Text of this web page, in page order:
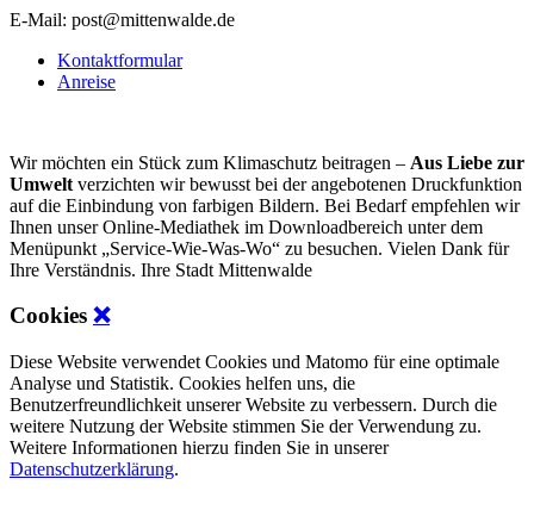
E-Mail: post@mittenwalde.de
Kontaktformular
Anreise
Wir möchten ein Stück zum Klimaschutz beitragen – Aus Liebe zur
Umwelt verzichten wir bewusst bei der angebotenen Druckfunktion
auf die Einbindung von farbigen Bildern. Bei Bedarf empfehlen wir
Ihnen unser Online-Mediathek im Downloadbereich unter dem
Menüpunkt „Service-Wie-Was-Wo“ zu besuchen. Vielen Dank für
Ihre Verständnis. Ihre Stadt Mittenwalde
Cookies ❌
Diese Website verwendet Cookies und Matomo für eine optimale
Analyse und Statistik. Cookies helfen uns, die
Benutzerfreundlichkeit unserer Website zu verbessern. Durch die
weitere Nutzung der Website stimmen Sie der Verwendung zu.
Weitere Informationen hierzu finden Sie in unserer
Datenschutzerklärung.